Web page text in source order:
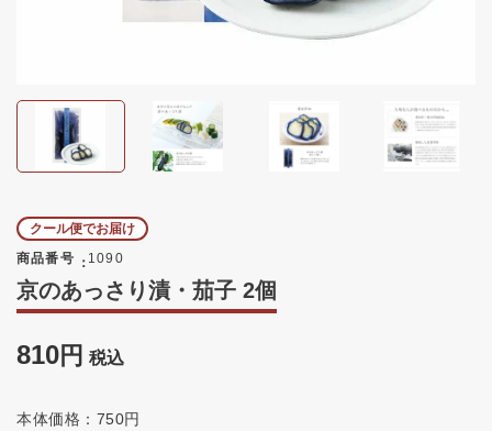
クール便でお届け
商品番号
1090
京のあっさり漬・茄子 2個
810 税込
本体価格：750円